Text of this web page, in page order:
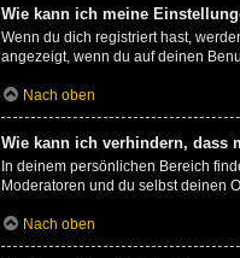
Wie kann ich meine
Wenn du dich registriert hast,
angezeigt, wenn du auf deinen
Nach oben
Wie kann ich verhindern, dass
In deinem persönlichen Bereich
Moderatoren und du selbst deinen
Nach oben